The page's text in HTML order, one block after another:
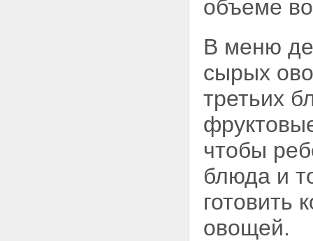
объеме
В меню
сырых
третьих
чтобы
блюда и
готовить
овощей.